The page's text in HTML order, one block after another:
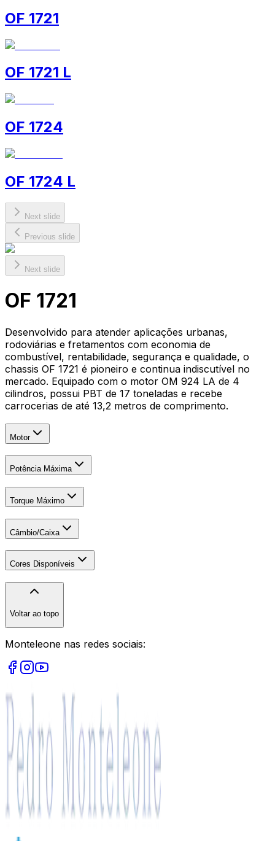
OF 1721
OF 1721 L
OF 1724
OF 1724 L
Next slide
Previous slide
Next slide
OF 1721
Desenvolvido para atender aplicações urbanas,
rodoviárias e fretamentos com economia de
combustível, rentabilidade, segurança e qualidade, o
chassis OF 1721 é pioneiro e continua indiscutível no
mercado. Equipado com o motor OM 924 LA de 4
cilindros, possui PBT de 17 toneladas e recebe
carrocerias de até 13,2 metros de comprimento.
Motor
Potência Máxima
Torque Máximo
Câmbio/Caixa
Cores Disponíveis
Voltar ao topo
Monteleone nas redes sociais: